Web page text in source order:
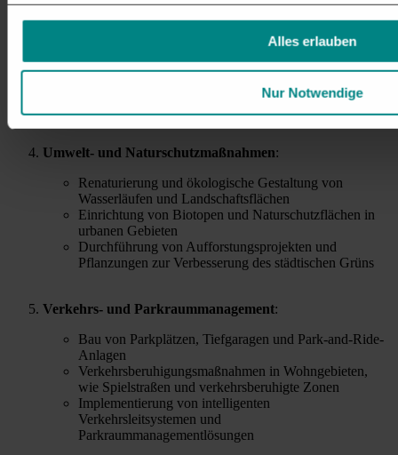
Alles erlauben
Nur Notwendige
Bau von Grünanlagen, Parks und öffentlichen Plätzen
zur Verbesserung der Lebensqualität
Durchführung von Bodenuntersuchungen und
Umwelt- und Naturschutzmaßnahmen:
Renaturierung und ökologische Gestaltung von
Wasserläufen und Landschaftsflächen
Einrichtung von Biotopen und Naturschutzflächen in
urbanen Gebieten
Durchführung von Aufforstungsprojekten und
Pflanzungen zur Verbesserung des städtischen Grüns
Verkehrs- und Parkraummanagement:
Bau von Parkplätzen, Tiefgaragen und Park-and-Ride-
Anlagen
Verkehrsberuhigungsmaßnahmen in Wohngebieten,
wie Spielstraßen und verkehrsberuhigte Zonen
Implementierung von intelligenten
Verkehrsleitsystemen und
Parkraummanagementlösungen